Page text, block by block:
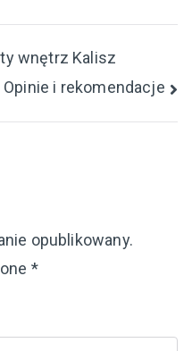
wnętrz Kalisz
Opinie i rekomendacje
opublikowany.
*